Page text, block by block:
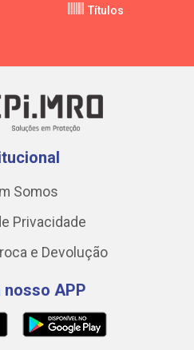
Títulos
Somos
Privacidade
e Devolução
nosso APP